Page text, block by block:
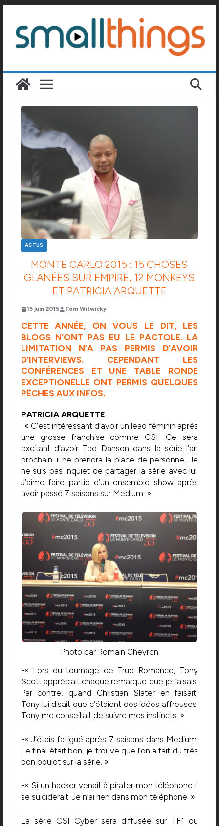
contenu
ACTUS
MONTE CARLO 2015 : 15 CHOSES
GLANÉES SUR EMPIRE, 12 MONKEYS
ET PATRICIA ARQUETTE
15 juin 2015 Tom Witwicky
CETTE ANNÉE, ON VOUS LE DIT, LES
BLOGS N’ONT PAS EU LE PACTOLE. LA
LIMITATION N’A PAS PERMIS D’AVOIR
D’INTERVIEWS. CEPENDANT LES
CONFÉRENCES ET UNE TABLE RONDE
EXCEPTIONELLE ONT PERMIS QUELQUES
PÊCHES AUX INFOS.
PATRICIA ARQUETTE
-« C’est intéressant d’avoir un lead féminin après
une grosse franchise comme CSI. Ce sera
excitant d’avoir Ted Danson dans la série l’an
prochain. il ne prendra la place de personne, Je
ne suis pas inquiet de partager la série avec lui.
J’aime faire partie d’un ensemble show après
avoir passé 7 saisons sur Medium. »
Photo par Romain Cheyron
-« Lors du tournage de True Romance, Tony
Scott appréciait chaque remarque que je faisais.
Par contre, quand Christian Slater en faisait,
Tony lui disait que c’étaient des idées affreuses.
Tony me conseillait de suivre mes instincts. »
-« J’étais fatigué après 7 saisons dans Medium.
Le final était bon, je trouve que l’on a fait du très
bon boulot sur la série. »
-« Si un hacker venait à pirater mon téléphone il
se suiciderait. Je n’ai rien dans mon téléphone. »
La série CSI Cyber sera diffusée sur TF1 ou